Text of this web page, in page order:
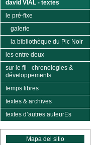
david VIAL - textes
le pré-fixe
galerie
la bibliothèque du Pic Noir
les entre deux
sur le fil - chronologies &
développements
temps libres
textes & archives
textes d’autres auteurEs
Mapa del sitio